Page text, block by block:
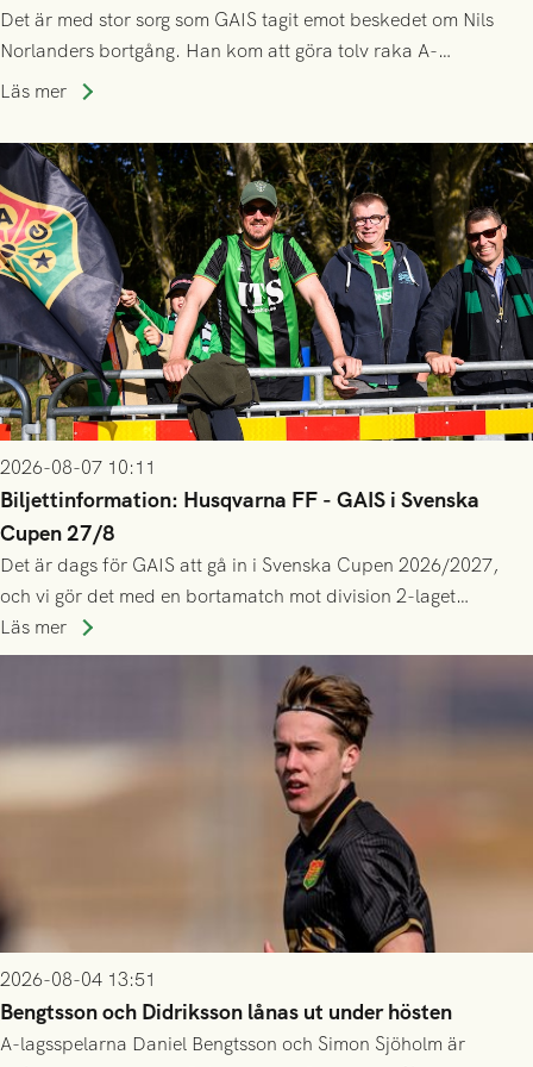
Det är med stor sorg som GAIS tagit emot beskedet om Nils
Norlanders bortgång. Han kom att göra tolv raka A-
lagssäsonger i Grönsvart och är en av få spelare som i GAIS
Läs mer
2026-08-07 10:11
Biljettinformation: Husqvarna FF - GAIS i Svenska
Cupen 27/8
Det är dags för GAIS att gå in i Svenska Cupen 2026/2027,
och vi gör det med en bortamatch mot division 2-laget
Husqvarna FF. Häng med och stötta grönsvart på plats!
Läs mer
2026-08-04 13:51
Bengtsson och Didriksson lånas ut under hösten
A-lagsspelarna Daniel Bengtsson och Simon Sjöholm är